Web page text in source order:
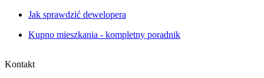
Jak sprawdzić dewelopera
Kupno mieszkania - kompletny poradnik
Kontakt